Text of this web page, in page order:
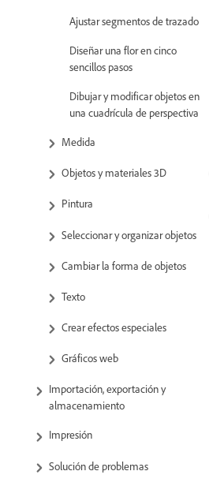
Ajustar segmentos de trazado
Diseñar una flor en cinco
sencillos pasos
Dibujar y modificar objetos en
una cuadrícula de perspectiva
Medida
Objetos y materiales 3D
Pintura
Seleccionar y organizar objetos
Cambiar la forma de objetos
Texto
Crear efectos especiales
Gráficos web
Importación, exportación y
almacenamiento
Impresión
Solución de problemas